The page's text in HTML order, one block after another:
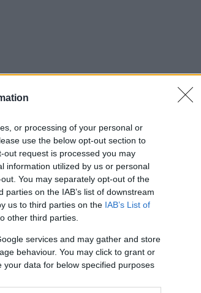
or processing of your personal or
use the below opt-out section to
request is processed you may
information utilized by us or personal
You may separately opt-out of the
on the IAB’s list of downstream
us to third parties on the IAB’s List of
other third parties.
services and may gather and store
behaviour. You may click to grant or
data for below specified purposes
δει άμεση αύξηση +21 € το